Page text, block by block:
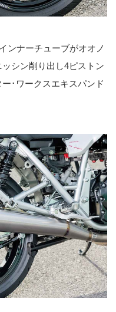
ンナーチューブがオオノ
シン削り出し4ピストン
･ワークスエキスパンド